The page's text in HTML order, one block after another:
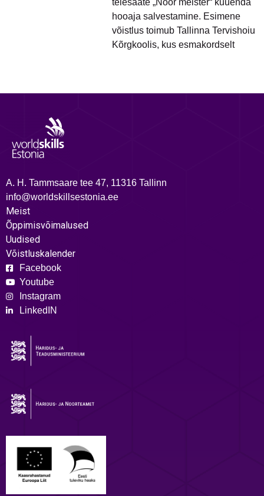
telesaate „Noor meister“ kuuenda
hooaja salvestamine. Esimene
võistlus toimub Tallinna Tervishoiu
Kõrgkoolis, kus esmakordselt
A. H. Tammsaare tee 47, 11316 Tallinn
info@worldskillsestonia.ee
Meist
Õppimisvõimalused
Uudised
Võistluskalender
Facebook
Youtube
Instagram
LinkedIN